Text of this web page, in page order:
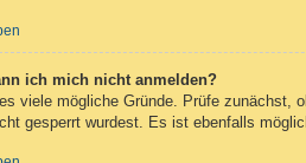
ich mich nicht anmelden?
viele mögliche Gründe. Prüfe zunächst,
gesperrt wurdest. Es ist ebenfalls